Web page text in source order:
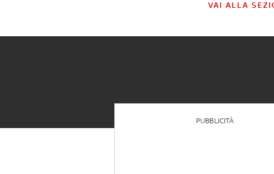
VAI ALLA
PUBBLICITÀ